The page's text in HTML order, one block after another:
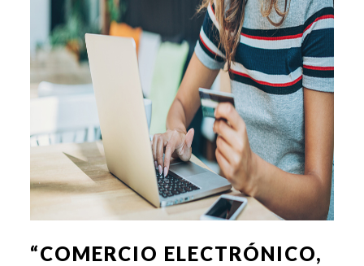
“COMERCIO ELECTRÓNICO,